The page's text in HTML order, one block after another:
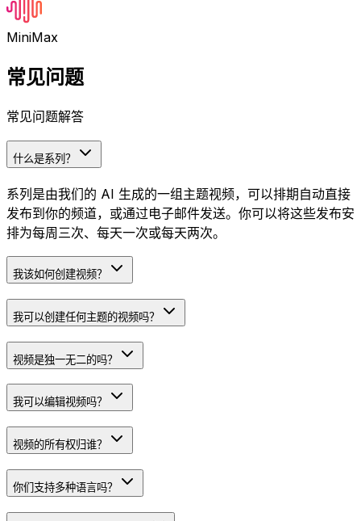
MiniMax
常见问题
常见问题解答
什么是系列？
系列是由我们的 AI 生成的一组主题视频，可以排期自动直接
发布到你的频道，或通过电子邮件发送。你可以将这些发布安
排为每周三次、每天一次或每天两次。
我该如何创建视频？
我可以创建任何主题的视频吗？
视频是独一无二的吗？
我可以编辑视频吗？
视频的所有权归谁？
你们支持多种语言吗？